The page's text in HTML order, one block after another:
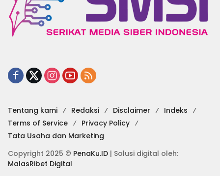
Tentang kami Redaksi Disclaimer
Indeks
Terms of Service
Privacy Policy
Tata Usaha dan Marketing
Copyright 2025 © PenaKu.ID | Solusi digital oleh:
MalasRibet Digital